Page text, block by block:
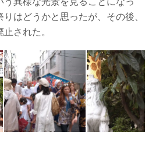
はどうかと思ったが、その後、
された。